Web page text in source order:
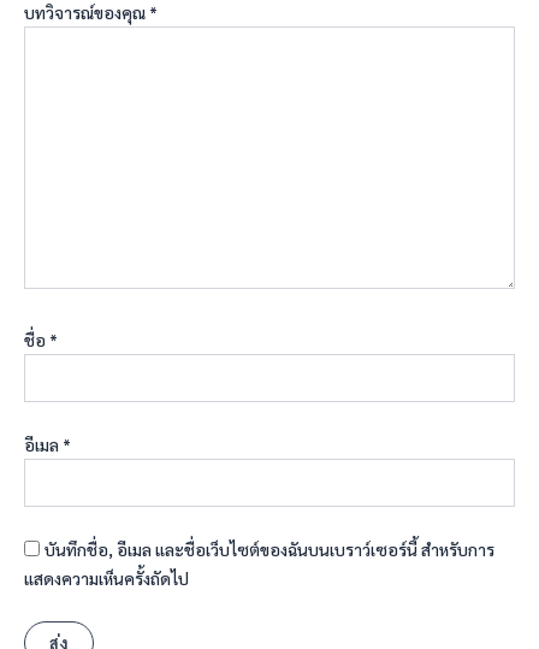
บทวิจารณ์ของคุณ *
ชื่อ *
อีเมล *
บันทึกชื่อ, อีเมล และชื่อเว็บไซต์ของฉันบนเบราว์เซอร์นี้ สำหรับการ
แสดงความเห็นครั้งถัดไป